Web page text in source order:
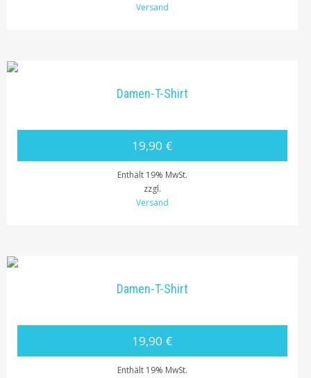
Versand
Damen-T-Shirt
19,90 €
Enthält 19% MwSt.
zzgl.
Versand
Damen-T-Shirt
19,90 €
Enthält 19% MwSt.